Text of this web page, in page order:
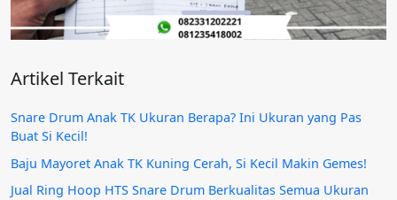
Artikel Terkait
Snare Drum Anak TK Ukuran Berapa? Ini Ukuran yang Pas
Buat Si Kecil!
Baju Mayoret Anak TK Kuning Cerah, Si Kecil Makin Gemes!
Jual Ring Hoop HTS Snare Drum Berkualitas Semua Ukuran